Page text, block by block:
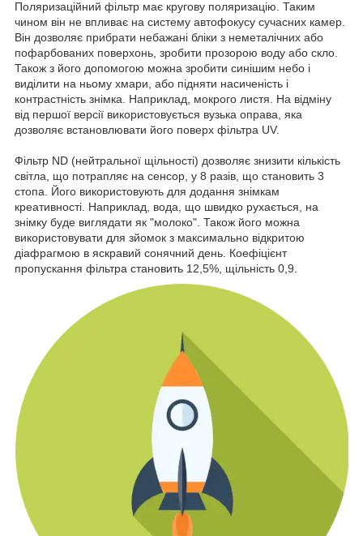
Поляризаційний фільтр має кругову поляризацію. Таким
чином він не впливає на систему автофокусу сучасних камер.
Він дозволяє прибрати небажані бліки з неметалічних або
пофарбованих поверхонь, зробити прозорою воду або скло.
Також з його допомогою можна зробити синішим небо і
виділити на ньому хмари, або підняти насиченість і
контрастність знімка. Наприклад, мокрого листя. На відміну
від першої версії використовується вузька оправа, яка
дозволяє встановлювати його поверх фільтра UV.
Фільтр ND (нейтральної щільності) дозволяє знизити кількість
світла, що потрапляє на сенсор, у 8 разів, що становить 3
стопа. Його використовують для додання знімкам
креативності. Наприклад, вода, що швидко рухається, на
знімку буде виглядати як "молоко". Також його можна
використовувати для зйомок з максимально відкритою
діафрагмою в яскравий сонячний день. Коефіцієнт
пропускання фільтра становить 12,5%, щільність 0,9.